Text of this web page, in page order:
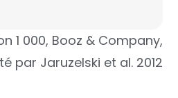
1 000, Booz & Company,
par Jaruzelski et al. 2012